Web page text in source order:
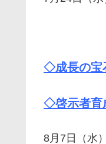
◇成長の宝
◇啓示者育
8月7日（水